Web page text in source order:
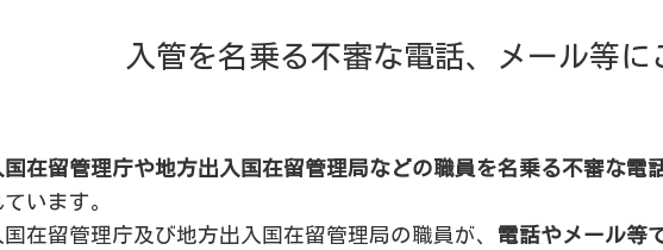
入管を名乗る不審な電話、メール等に
国在留管理庁や地方出入国在留管理局などの職員を名乗る不審な電
います。
国在留管理庁及び地方出入国在留管理局の職員が、 電話やメール等